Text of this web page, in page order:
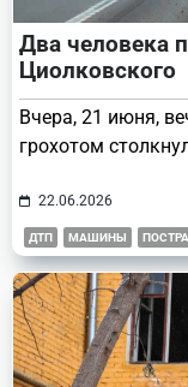
Два человека
Циолковского
Вчера, 21 июня,
грохотом
22.06.2026
ДТП МАШИНЫ